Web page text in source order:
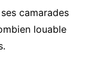
camarades
louable